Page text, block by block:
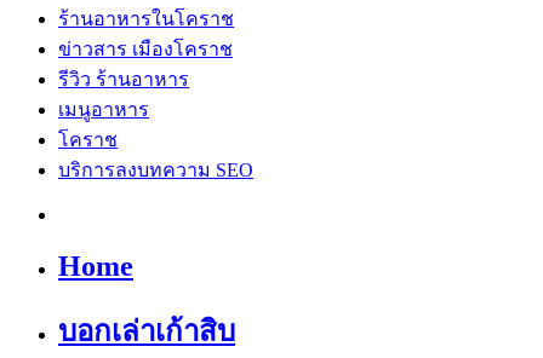
ร้านอาหารในโคราช
ข่าวสาร เมืองโคราช
รีวิว ร้านอาหาร
เมนูอาหาร
โคราช
บริการลงบทความ SEO
Home
บอกเล่าเก้าสิบ